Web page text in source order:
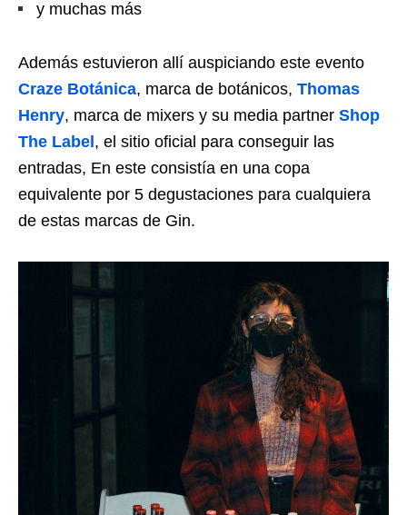
y muchas más
Además estuvieron allí auspiciando este evento
Craze Botánica, marca de botánicos, Thomas
Henry, marca de mixers y su media partner Shop
The Label, el sitio oficial para conseguir las
entradas, En este consistía en una copa
equivalente por 5 degustaciones para cualquiera
de estas marcas de Gin.